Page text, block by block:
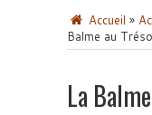
Accueil »
Balme au
La